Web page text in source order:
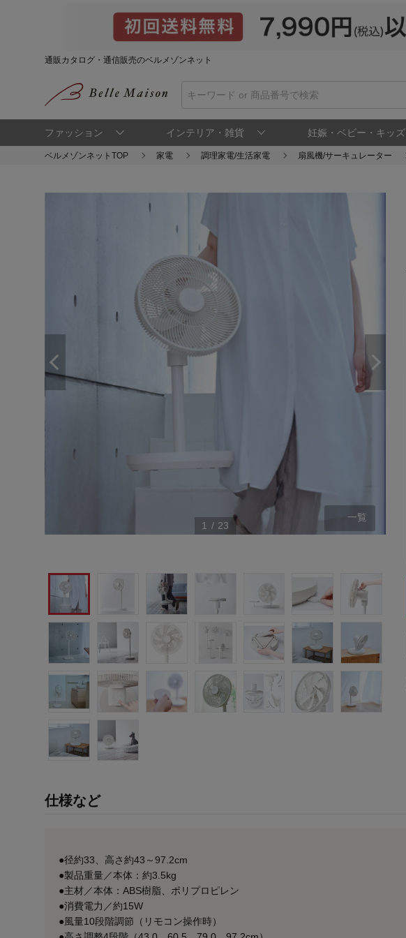
通販カタログ・通信販売のベルメゾンネット
ファッション インテリア・雑貨 妊娠・ベビー・キッズ
ベルメゾンネットTOP 家電 調理家電/生活家電 扇風機/サーキュレーター
1 / 23
一覧
仕様など
●径約33、高さ約43～97.2cm
●製品重量／本体：約3.5kg
●主材／本体：ABS樹脂、ポリプロピレン
●消費電力／約15W
●風量10段階調節（リモコン操作時）